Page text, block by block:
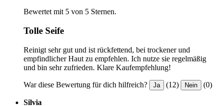
Bewertet mit 5 von 5 Sternen.
Tolle Seife
Reinigt sehr gut und ist rückfettend, bei trockener und
empfindlicher Haut zu empfehlen. Ich nutze sie regelmäßig
und bin sehr zufrieden. Klare Kaufempfehlung!
War diese Bewertung für dich hilfreich? Ja (12) Nein (0)
Silvia